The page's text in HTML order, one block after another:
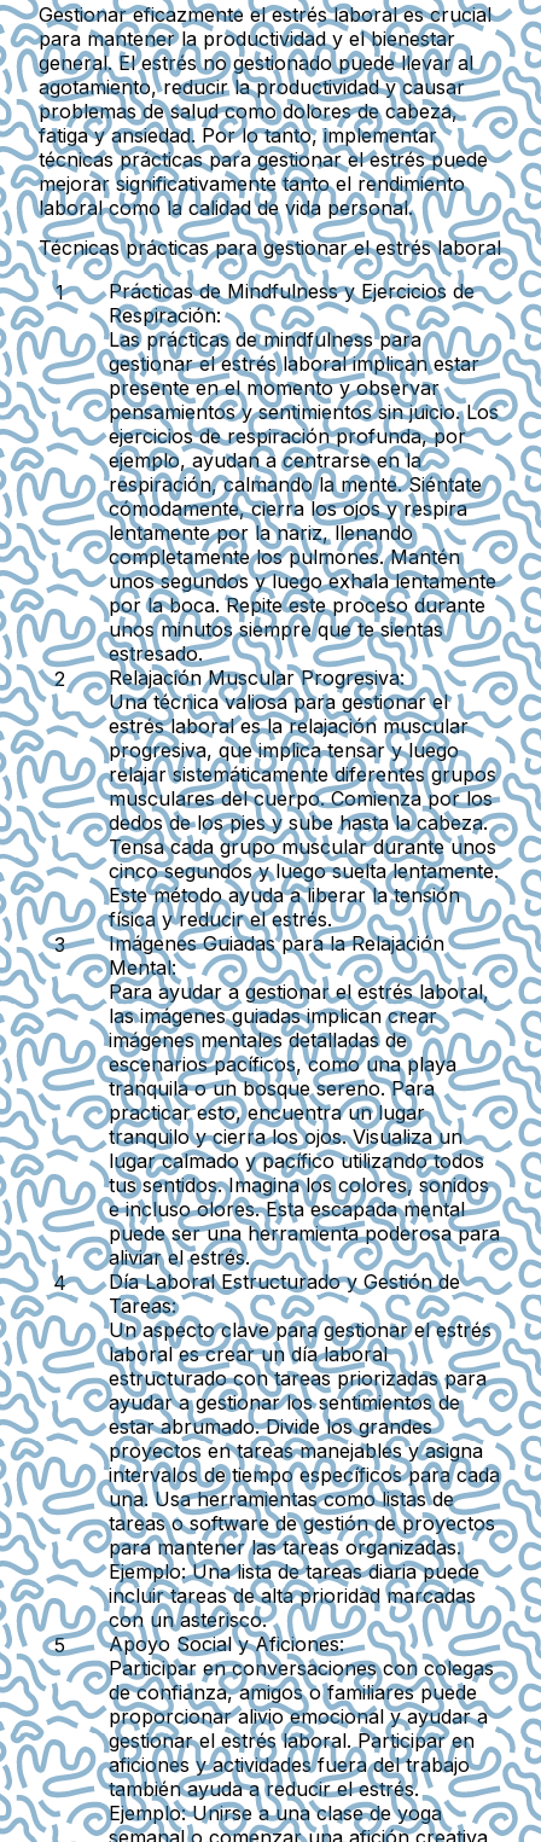
Gestionar eficazmente el estrés laboral es crucial
para mantener la productividad y el bienestar
general. El estrés no gestionado puede llevar al
agotamiento, reducir la productividad y causar
problemas de salud como dolores de cabeza,
fatiga y ansiedad. Por lo tanto, implementar
técnicas prácticas para gestionar el estrés puede
mejorar significativamente tanto el rendimiento
laboral como la calidad de vida personal.
Técnicas prácticas para gestionar el estrés laboral
Prácticas de Mindfulness y Ejercicios de
Respiración:
Las prácticas de mindfulness para
gestionar el estrés laboral implican estar
presente en el momento y observar
pensamientos y sentimientos sin juicio. Los
ejercicios de respiración profunda, por
ejemplo, ayudan a centrarse en la
respiración, calmando la mente. Siéntate
cómodamente, cierra los ojos y respira
lentamente por la nariz, llenando
completamente los pulmones. Mantén
unos segundos y luego exhala lentamente
por la boca. Repite este proceso durante
unos minutos siempre que te sientas
estresado.
Relajación Muscular Progresiva:
Una técnica valiosa para gestionar el
estrés laboral es la relajación muscular
progresiva, que implica tensar y luego
relajar sistemáticamente diferentes grupos
musculares del cuerpo. Comienza por los
dedos de los pies y sube hasta la cabeza.
Tensa cada grupo muscular durante unos
cinco segundos y luego suelta lentamente.
Este método ayuda a liberar la tensión
física y reducir el estrés.
Imágenes Guiadas para la Relajación
Mental:
Para ayudar a gestionar el estrés laboral,
las imágenes guiadas implican crear
imágenes mentales detalladas de
escenarios pacíficos, como una playa
tranquila o un bosque sereno. Para
practicar esto, encuentra un lugar
tranquilo y cierra los ojos. Visualiza un
lugar calmado y pacífico utilizando todos
tus sentidos. Imagina los colores, sonidos
e incluso olores. Esta escapada mental
puede ser una herramienta poderosa para
aliviar el estrés.
Día Laboral Estructurado y Gestión de
Tareas:
Un aspecto clave para gestionar el estrés
laboral es crear un día laboral
estructurado con tareas priorizadas para
ayudar a gestionar los sentimientos de
estar abrumado. Divide los grandes
proyectos en tareas manejables y asigna
intervalos de tiempo específicos para cada
una. Usa herramientas como listas de
tareas o software de gestión de proyectos
para mantener las tareas organizadas.
Ejemplo:Una lista de tareas diaria puede
incluir tareas de alta prioridad marcadas
con un asterisco.
Apoyo Social y Aficiones:
Participar en conversaciones con colegas
de confianza, amigos o familiares puede
proporcionar alivio emocional y ayudar a
gestionar el estrés laboral. Participar en
aficiones y actividades fuera del trabajo
también ayuda a reducir el estrés.
Ejemplo:Unirse a una clase de yoga